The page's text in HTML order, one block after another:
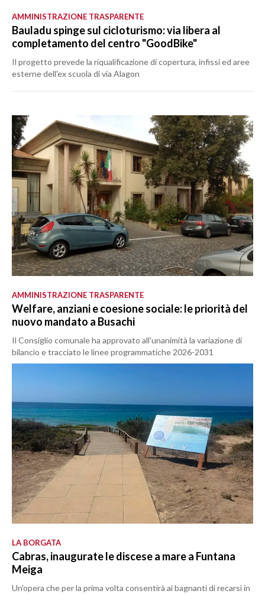
AMMINISTRAZIONE TRASPARENTE
Bauladu spinge sul cicloturismo: via libera al
completamento del centro "GoodBike"
Il progetto prevede la riqualificazione di copertura, infissi ed aree
esterne dell'ex scuola di via Alagon
AMMINISTRAZIONE TRASPARENTE
Welfare, anziani e coesione sociale: le priorità del
nuovo mandato a Busachi
Il Consiglio comunale ha approvato all'unanimità la variazione di
bilancio e tracciato le linee programmatiche 2026-2031
LA BORGATA
Cabras, inaugurate le discese a mare a Funtana
Meiga
Un'opera che per la prima volta consentirà ai bagnanti di recarsi in